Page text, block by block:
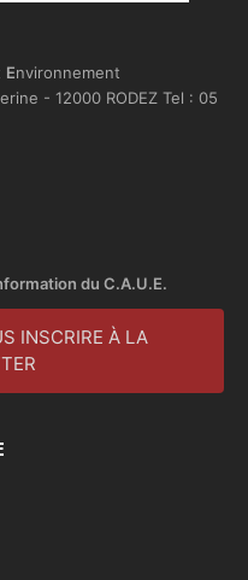
Environnement
- 12000 RODEZ Tel : 05
du C.A.U.E.
INSCRIRE À LA